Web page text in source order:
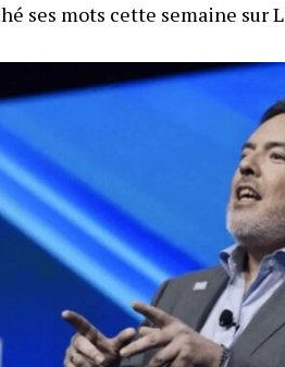
ses mots cette semaine sur